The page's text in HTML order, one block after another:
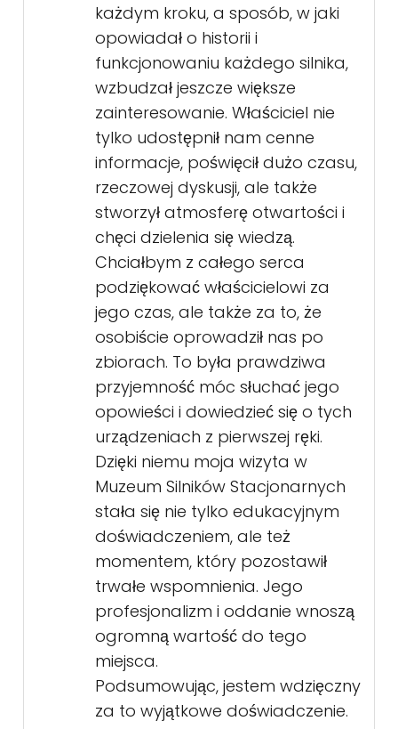
każdym kroku, a sposób, w jaki
opowiadał o historii i
funkcjonowaniu każdego silnika,
wzbudzał jeszcze większe
zainteresowanie. Właściciel nie
tylko udostępnił nam cenne
informacje, poświęcił dużo czasu,
rzeczowej dyskusji, ale także
stworzył atmosferę otwartości i
chęci dzielenia się wiedzą.
Chciałbym z całego serca
podziękować właścicielowi za
jego czas, ale także za to, że
osobiście oprowadził nas po
zbiorach. To była prawdziwa
przyjemność móc słuchać jego
opowieści i dowiedzieć się o tych
urządzeniach z pierwszej ręki.
Dzięki niemu moja wizyta w
Muzeum Silników Stacjonarnych
stała się nie tylko edukacyjnym
doświadczeniem, ale też
momentem, który pozostawił
trwałe wspomnienia. Jego
profesjonalizm i oddanie wnoszą
ogromną wartość do tego
miejsca.
Podsumowując, jestem wdzięczny
za to wyjątkowe doświadczenie.